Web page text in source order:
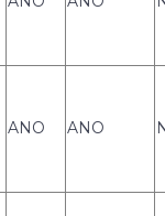
ANO ANO